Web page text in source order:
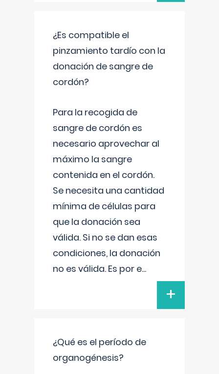
¿Es compatible el
pinzamiento tardío con la
donación de sangre de
cordón?
Para la recogida de
sangre de cordón es
necesario aprovechar al
máximo la sangre
contenida en el cordón.
Se necesita una cantidad
mínima de células para
que la donación sea
válida. Si no se dan esas
condiciones, la donación
no es válida. Es por e...
+
¿Qué es el período de
organogénesis?